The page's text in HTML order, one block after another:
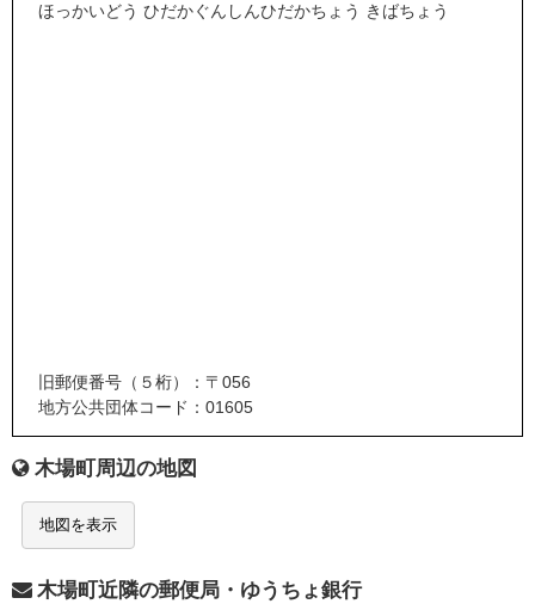
ほっかいどう ひだかぐんしんひだかちょう きばちょう
旧郵便番号（５桁）：〒056
地方公共団体コード：01605
木場町周辺の地図
地図を表示
木場町近隣の郵便局・ゆうちょ銀行